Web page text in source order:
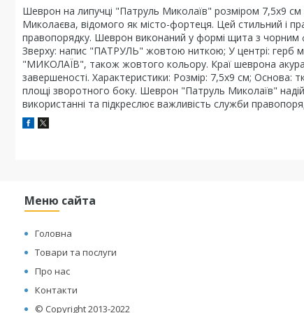
Шеврон на липучці "Патруль Миколаїв" розміром 7,5х9 см
Миколаєва, відомого як місто-фортеця. Цей стильний і
правопорядку. Шеврон виконаний у формі щита з
Зверху: напис "ПАТРУЛЬ" жовтою ниткою; У центрі: герб
"МИКОЛАЇВ", також жовтого кольору. Краї шеврона
завершеності. Характеристики: Розмір: 7,5х9 см; Основа:
площі зворотного боку. Шеврон "Патруль Миколаїв"
використанні та підкреслює важливість служби
Меню сайта
Головна
Товари та послуги
Про нас
Контакти
© Copyright 2013-2022